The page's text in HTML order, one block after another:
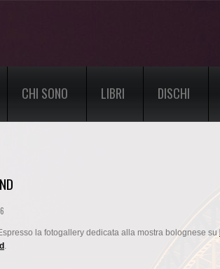
CHI SONO LIBRI DISCHI
la fotogallery dedicata alla mostra bolognese su
.